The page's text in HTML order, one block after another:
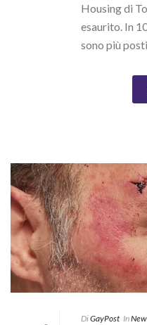
Housing di
esaurito. In
sono più posti
DiGayPost In